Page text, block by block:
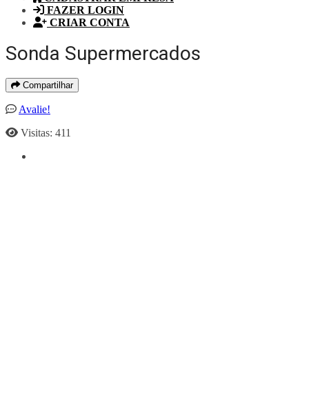
FAZER LOGIN
CRIAR CONTA
Sonda Supermercados
Compartilhar
Avalie!
Visitas: 411